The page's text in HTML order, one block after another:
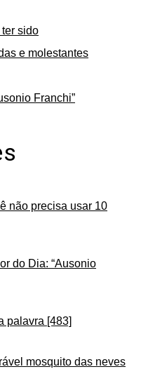
sido
e molestantes
Franchi”
não precisa usar 10
do Dia: “Ausonio
palavra [483]
mosquito das neves